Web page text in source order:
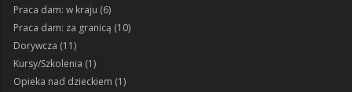
Praca dam: w kraju (6)
Praca dam: za granicą (10)
Dorywcza (11)
Kursy/Szkolenia (1)
Opieka nad dzieckiem (1)